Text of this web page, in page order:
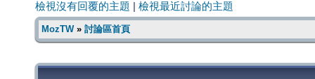
檢視沒有回覆的主題 檢視最近討論的主題
MozTW» 討論區首頁